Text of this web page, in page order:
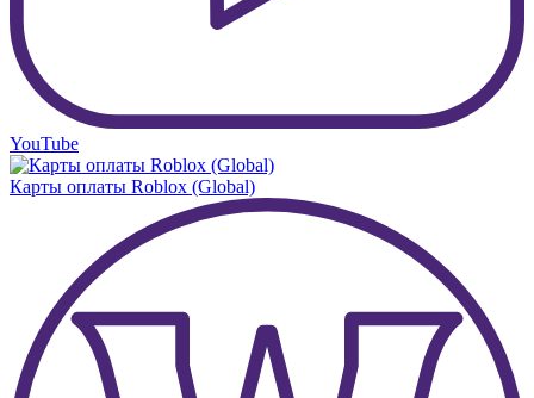
YouTube
Карты оплаты Roblox (Global)